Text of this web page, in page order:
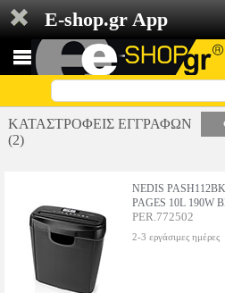
E-shop.gr App
ΚΑΤΑΣΤΡΟΦΕΙΣ ΕΓΓΡΑΦΩΝ
(2)
NEDIS
PAGES 10L 190W
PER.772502
2-3 εργάσιμες ημέρες